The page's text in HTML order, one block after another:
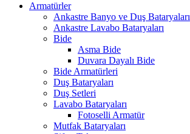
Armatürler
Ankastre Banyo ve Duş Bataryaları
Ankastre Lavabo Bataryaları
Bide
Asma Bide
Duvara Dayalı Bide
Bide Armatürleri
Duş Bataryaları
Duş Setleri
Lavabo Bataryaları
Fotoselli Armatür
Mutfak Bataryaları